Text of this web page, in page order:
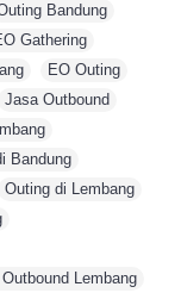
Bandung
Gathering
EO Outing
Jasa Outbound
Bandung
Outing di Lembang
Lembang